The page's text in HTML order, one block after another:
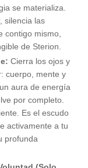
se materializa.
silencia las
contigo mismo,
de Sterion.
Cierra los ojos y
cuerpo, mente y
aura de energía
por completo.
Es el escudo
activamente a tu
profunda